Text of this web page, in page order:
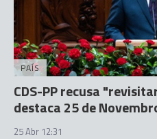
PAÍS
CDS-PP recusa
destaca 25 de
25 Abr 12:31